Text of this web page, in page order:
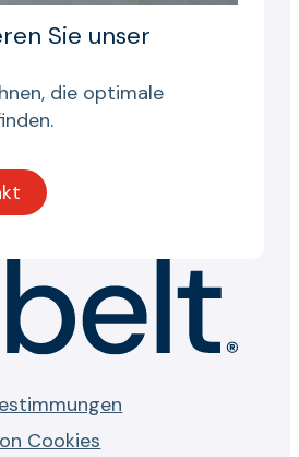
Sie unser
die optimale
Cookies